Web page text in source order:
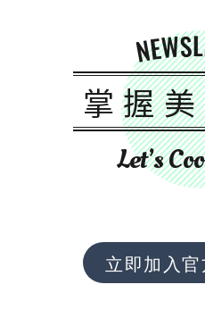
掌握
Let’s
立即加入官